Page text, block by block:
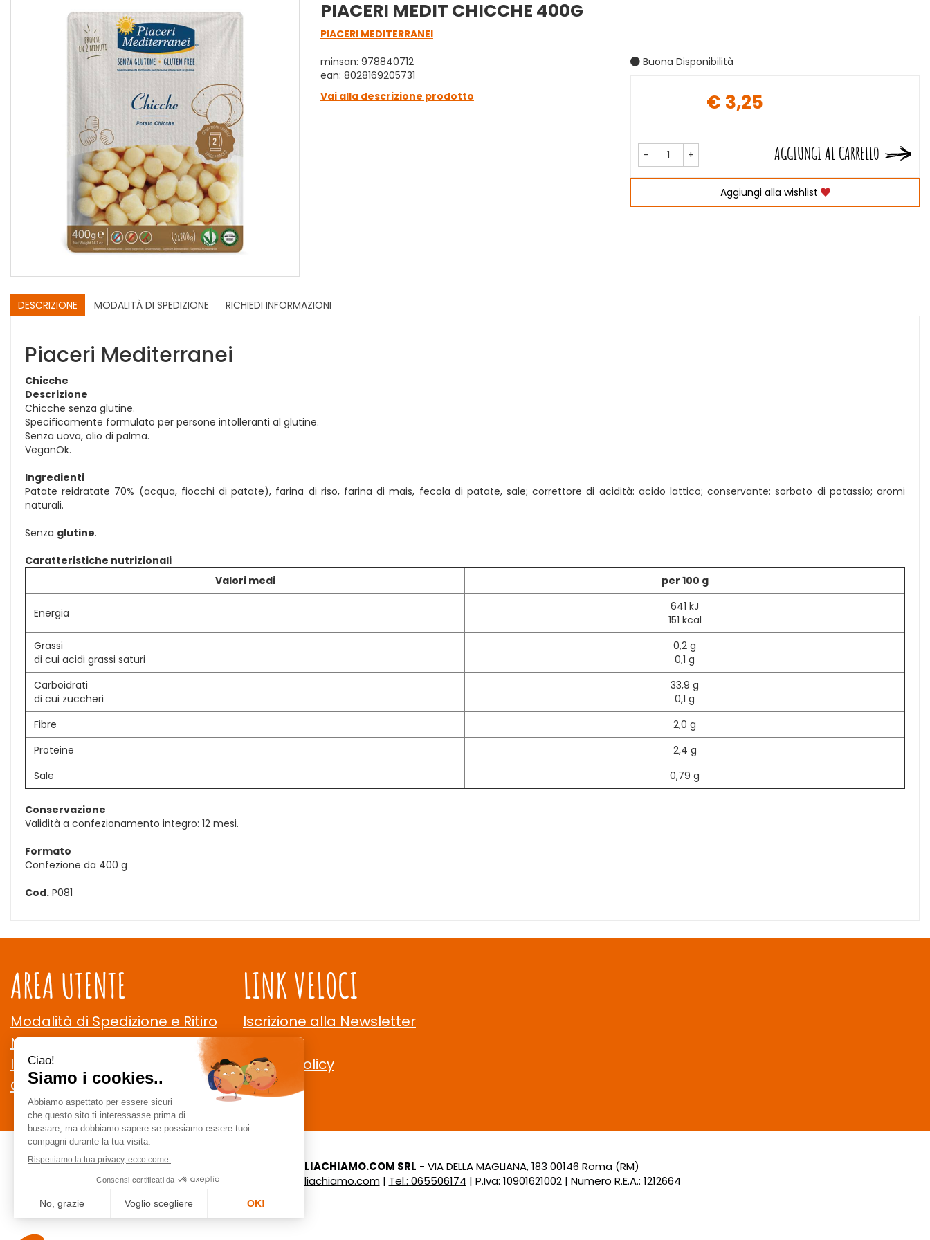
PIACERI MEDIT CHICCHE 400G
PIACERI MEDITERRANEI
minsan: 978840712
ean: 8028169205731
Vai alla descrizione prodotto
Buona Disponibilità
€ 3,25
- + AGGIUNGI AL CARRELLO
Aggiungi alla wishlist
DESCRIZIONE MODALITÀ DI SPEDIZIONE RICHIEDI INFORMAZIONI
Piaceri Mediterranei
Chicche
Descrizione
Chicche senza glutine.
Specificamente formulato per persone intolleranti al glutine.
Senza uova, olio di palma.
VeganOk.
Ingredienti
Patate reidratate 70% (acqua, fiocchi di patate), farina di riso, farina di mais, fecola di patate, sale; correttore di acidità: acido lattico; conservante: sorbato di potassio; aromi
naturali.
Senza glutine.
Caratteristiche nutrizionali
Valori medi
per 100 g
Energia
641 kJ
151 kcal
Grassi
di cui acidi grassi saturi
0,2 g
0,1 g
Carboidrati
di cui zuccheri
33,9 g
0,1 g
Fibre
2,0 g
Proteine
2,4 g
Sale
0,79 g
Conservazione
Validità a confezionamento integro: 12 mesi.
Formato
Confezione da 400 g
Cod. P081
AREA UTENTE
Modalità di Spedizione e Ritiro
Modalità di Pagamento
Informativa Privacy
Condizioni di Vendita
LINK VELOCI
Iscrizione alla Newsletter
Contatti
Cookie Policy
CELIACHIAMO.COM SRL - VIA DELLA MAGLIANA, 183 00146 Roma (RM)
staff @ celiachiamo.com| Tel.: 065506174 | P.Iva: 10901621002 | Numero R.E.A.: 1212664